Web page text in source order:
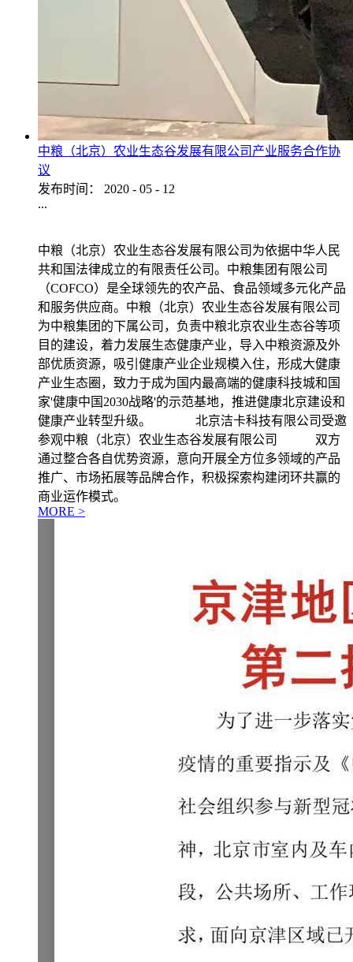
中粮（北京）农业生态谷发展有限公司产业服务合作协
议
发布时间：
2020 - 05 - 12
...
中粮（北京）农业生态谷发展有限公司为依据中华人民
共和国法律成立的有限责任公司。中粮集团有限公司
（COFCO）是全球领先的农产品、食品领域多元化产品
和服务供应商。中粮（北京）农业生态谷发展有限公司
为中粮集团的下属公司，负责中粮北京农业生态谷等项
目的建设，着力发展生态健康产业，导入中粮资源及外
部优质资源，吸引健康产业企业规模入住，形成大健康
产业生态圈，致力于成为国内最高端的健康科技城和国
家'健康中国2030战略'的示范基地，推进健康北京建设和
健康产业转型升级。 北京洁卡科技有限公司受邀
参观中粮（北京）农业生态谷发展有限公司 双方
通过整合各自优势资源，意向开展全方位多领域的产品
推广、市场拓展等品牌合作，积极探索构建闭环共赢的
商业运作模式。
MORE >